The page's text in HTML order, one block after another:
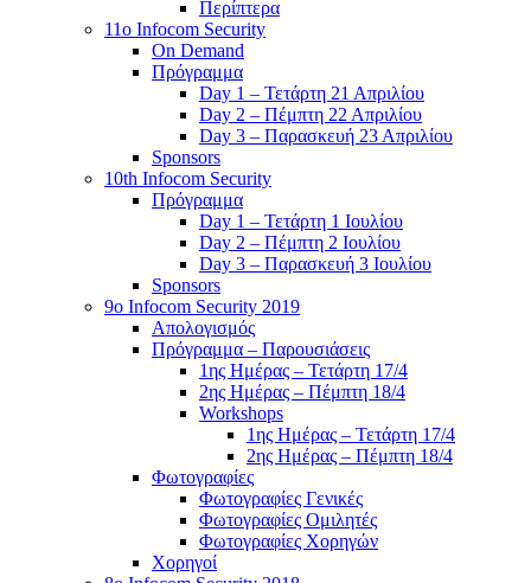
Περίπτερα
11o Infocom Security
On Demand
Πρόγραμμα
Day 1 – Τετάρτη 21 Απριλίου
Day 2 – Πέμπτη 22 Απριλίου
Day 3 – Παρασκευή 23 Απριλίου
Sponsors
10th Infocom Security
Πρόγραμμα
Day 1 – Τετάρτη 1 Ιουλίου
Day 2 – Πέμπτη 2 Ιουλίου
Day 3 – Παρασκευή 3 Ιουλίου
Sponsors
9ο Infocom Security 2019
Απολογισμός
Πρόγραμμα – Παρουσιάσεις
1ης Ημέρας – Τετάρτη 17/4
2ης Ημέρας – Πέμπτη 18/4
Workshops
1ης Ημέρας – Τετάρτη 17/4
2ης Ημέρας – Πέμπτη 18/4
Φωτογραφίες
Φωτογραφίες Γενικές
Φωτογραφίες Ομιλητές
Φωτογραφίες Χορηγών
Χορηγοί